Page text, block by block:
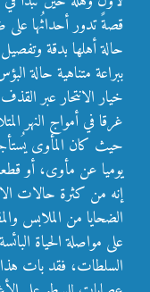
قصةً تدور أحداثُها على
حالة أهلها بدقة
ببراعة متناهية حالة
خيار الانتحار عبر
غرقا في أمواج النهر
حيث كان المأوى
يوميا عن مأوى، أو
إنه من كثرة حالات
الضحايا من الملابس
على مواصلة الحياة
السلطات، فقد بات هذا